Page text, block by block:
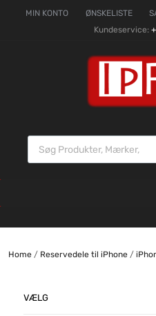
MIN KONTO ØNSKELISTE
Kundeservice:
Home/ Reservedele til iPhone/
VÆLG